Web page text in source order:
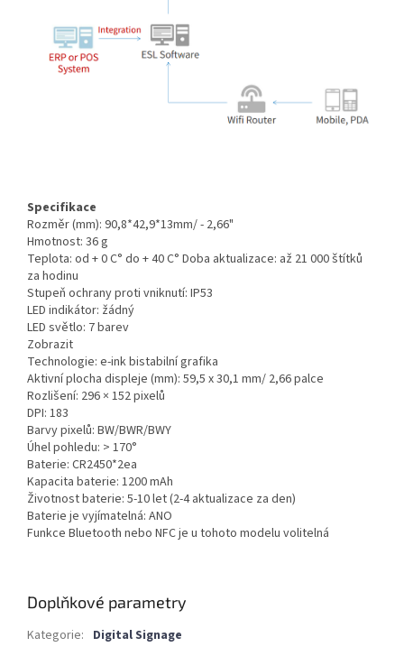
Specifikace
Rozměr (mm): 90,8*42,9*13mm/ - 2,66"
Hmotnost: 36 g
Teplota: od + 0 C° do + 40 C° Doba aktualizace: až 21 000 štítků
za hodinu
Stupeň ochrany proti vniknutí: IP53
LED indikátor: žádný
LED světlo: 7 barev
Zobrazit
Technologie: e-ink bistabilní grafika
Aktivní plocha displeje (mm): 59,5 x 30,1 mm/ 2,66 palce
Rozlišení: 296 × 152 pixelů
DPI: 183
Barvy pixelů: BW/BWR/BWY
Úhel pohledu: > 170°
Baterie: CR2450*2ea
Kapacita baterie: 1200 mAh
Životnost baterie: 5-10 let (2-4 aktualizace za den)
Baterie je vyjímatelná: ANO
Funkce Bluetooth nebo NFC je u tohoto modelu volitelná
Doplňkové parametry
Kategorie: Digital Signage